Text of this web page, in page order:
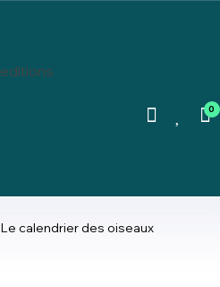
0
Le calendrier des oiseaux